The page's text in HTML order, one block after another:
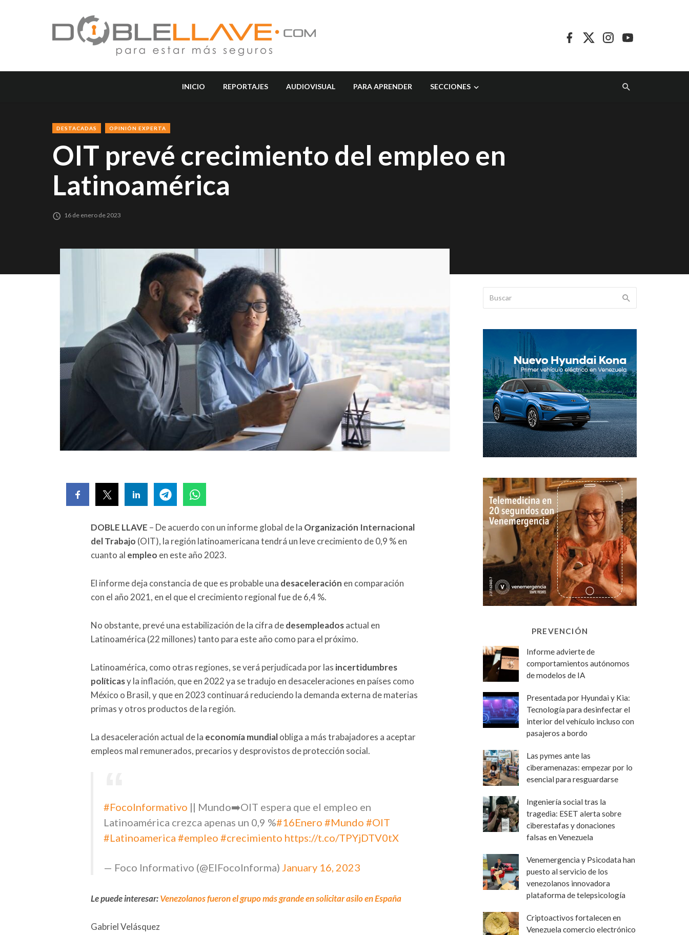
INICIO REPORTAJES AUDIOVISUAL PARA APRENDER SECCIONES
DESTACADAS OPINIÓN EXPERTA
OIT prevé crecimiento del empleo en
Latinoamérica
16 de enero de 2023
DOBLE LLAVE – De acuerdo con un informe global de la Organización Internacional
del Trabajo (OIT), la región latinoamericana tendrá un leve crecimiento de 0,9 % en
cuanto al empleo en este año 2023.
El informe deja constancia de que es probable una desaceleración en comparación
con el año 2021, en el que el crecimiento regional fue de 6,4 %.
No obstante, prevé una estabilización de la cifra dedesempleadosactual en
Latinoamérica (22 millones) tanto para este año como para el próximo.
Latinoamérica, como otras regiones, se verá perjudicada por las incertidumbres
políticasy la inflación, que en 2022 ya se tradujo en desaceleraciones en países como
México o Brasil, y que en 2023 continuará reduciendo la demanda externa de materias
primas y otros productos de la región.
La desaceleración actual de la economía mundialobliga a más trabajadores a aceptar
empleos mal remunerados, precarios y desprovistos de protección social.
#FocoInformativo || Mundo➡️OIT espera que el empleo en
Latinoamérica crezca apenas un 0,9 %#16Enero #Mundo #OIT
#Latinoamerica #empleo #crecimiento https://t.co/TPYjDTV0tX
— Foco Informativo (@ElFocoInforma) January 16, 2023
Le puede interesar:Venezolanos fueron el grupo más grande en solicitar asilo en España
Gabriel Velásquez
PREVENCIÓN
Informe advierte de
comportamientos autónomos
de modelos de IA
Presentada por Hyundai y Kia:
Tecnología para desinfectar el
interior del vehículo incluso con
pasajeros a bordo
Las pymes ante las
ciberamenazas: empezar por lo
esencial para resguardarse
Ingeniería social tras la
tragedia: ESET alerta sobre
ciberestafas y donaciones
falsas en Venezuela
Venemergencia y Psicodata han
puesto al servicio de los
venezolanos innovadora
plataforma de telepsicología
Criptoactivos fortalecen en
Venezuela comercio electrónico